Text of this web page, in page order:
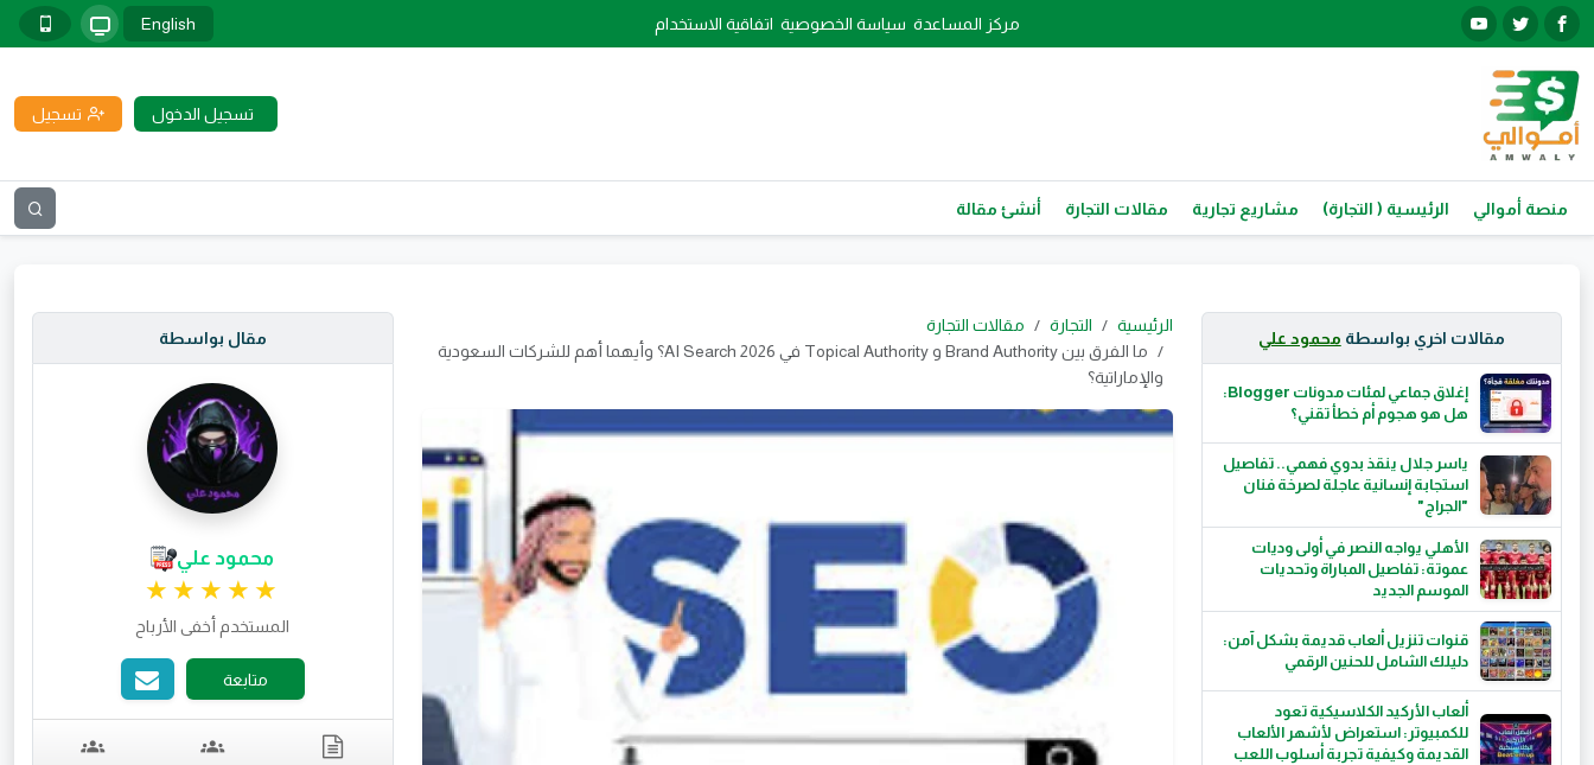
مركز المساعدة سياسة الخصوصية اتفاقية الاستخدام English
تسجيل الدخول تسجيل
منصة أموالي الرئيسية ( التجارة) مشاريع تجارية مقالات التجارة أنشئ مقالة
مقالات اخري بواسطة محمود علي
إغلاق جماعي لمئات مدونات Blogger:
هل هو هجوم أم خطأ تقني؟
ياسر جلال ينقذ بدوي فهمي.. تفاصيل
استجابة إنسانية عاجلة لصرخة فنان
"الجراج"
الأهلي يواجه النصر في أولى وديات
عموتة: تفاصيل المباراة وتحديات
الموسم الجديد
قنوات تنزيل ألعاب قديمة بشكل آمن:
دليلك الشامل للحنين الرقمي
ألعاب الأركيد الكلاسيكية تعود
للكمبيوتر: استعراض لأشهر الألعاب
القديمة وكيفية تجربة أسلوب اللعب
الرئيسية التجارة
مقالات التجارة
ما الفرق بين Brand Authority و Topical Authority في AI Search 2026؟ وأيهما أهم للشركات السعودية
والإماراتية؟
مقال بواسطة
محمود علي
تقييم 4.97 من 5.
المستخدم أخفى الأرباح
متابعة